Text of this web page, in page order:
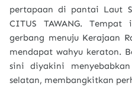
pertapaan di pantai Laut
CITUS TAWANG.
gerbang menuju Kerajaan
mendapat wahyu keraton.
sini diyakini
selatan, membangkitkan